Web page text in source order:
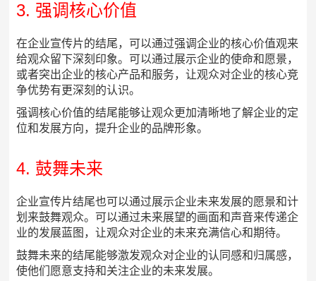
3. 强调核心价值
在企业宣传片的结尾，可以通过强调企业的核心价值观来
给观众留下深刻印象。可以通过展示企业的使命和愿景，
或者突出企业的核心产品和服务，让观众对企业的核心竞
争优势有更深刻的认识。
强调核心价值的结尾能够让观众更加清晰地了解企业的定
位和发展方向，提升企业的品牌形象。
4. 鼓舞未来
企业宣传片结尾也可以通过展示企业未来发展的愿景和计
划来鼓舞观众。可以通过未来展望的画面和声音来传递企
业的发展蓝图，让观众对企业的未来充满信心和期待。
鼓舞未来的结尾能够激发观众对企业的认同感和归属感，
使他们愿意支持和关注企业的未来发展。